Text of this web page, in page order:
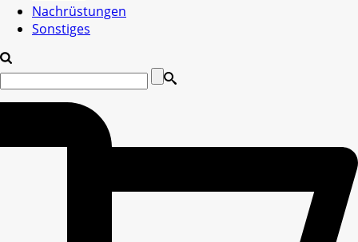
Nachrüstungen
Sonstiges